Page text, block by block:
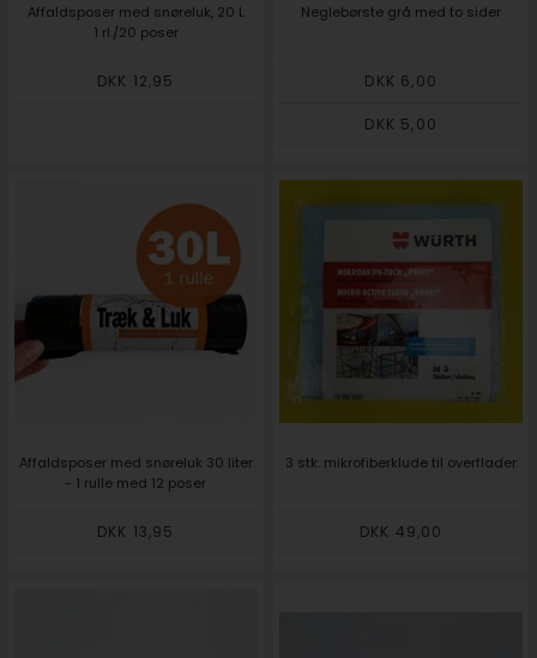
Affaldsposer med snøreluk, 20 L
1 rl./20 poser
DKK 12,95
Neglebørste grå med to sider
DKK 6,00
DKK 5,00
Affaldsposer med snøreluk 30 liter
- 1 rulle med 12 poser
DKK 13,95
3 stk. mikrofiberklude til overflader
DKK 49,00